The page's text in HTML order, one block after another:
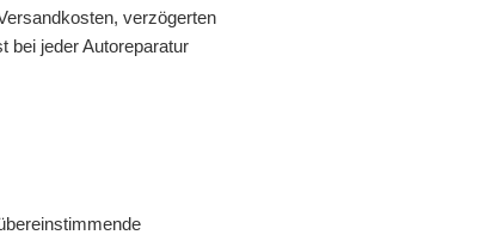
verzögerten
bei jeder Autoreparatur